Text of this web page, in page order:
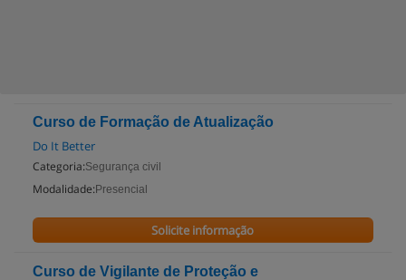
Curso de Formação de Atualização
Do It Better
Categoria:Segurança civil
Modalidade: Presencial
Solicite informação
Curso de Vigilante de Proteção e